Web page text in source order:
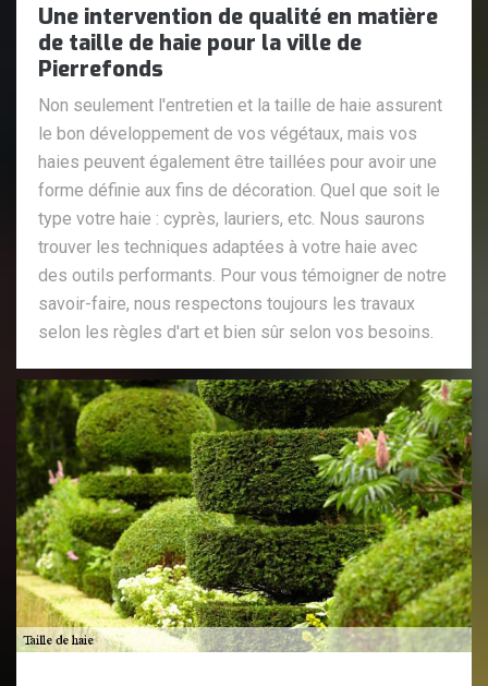
Une intervention de qualité en matière
de taille de haie pour la ville de
Pierrefonds
Non seulement l'entretien et la taille de haie assurent
le bon développement de vos végétaux, mais vos
haies peuvent également être taillées pour avoir une
forme définie aux fins de décoration. Quel que soit le
type votre haie : cyprès, lauriers, etc. Nous saurons
trouver les techniques adaptées à votre haie avec
des outils performants. Pour vous témoigner de notre
savoir-faire, nous respectons toujours les travaux
selon les règles d'art et bien sûr selon vos besoins.